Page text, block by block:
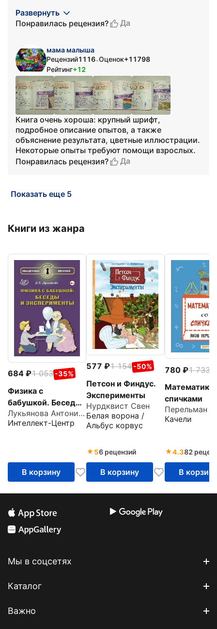
Развернуть
Понравилась рецензия?
Да
мама малыша
Рецензий1116•Оценок+11798
Рейтинг+12
Книга очень хороша: крупный шрифт,
подробное описание опытов, а также
объяснение результата, цветные иллюстрации.
Некоторые опыты требуют помощи взрослых.
Понравилась рецензия?
Да
Показать еще 5
Книги из жанра
684 1 053 -35%
Физика с
бабушкой. Беседы
и эксперименты
Лукьянова Антонина Владимировна
Интеллект-Центр
В корзину
577 1 154 -50%
Петсон и Финдус.
Эксперименты
Нурдквист Свен
Белая ворона /
Альбус корвус
56 рецензий
В корзину
780 1 733
Математика
спичками
Качели
4.382
В корзину
Мы в соцсетях
Каталог
Важно